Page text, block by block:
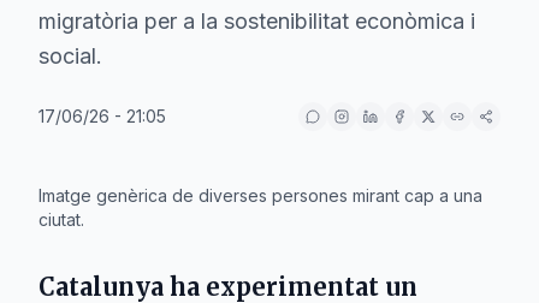
migratòria per a la sostenibilitat econòmica i
social.
17/06/26 - 21:05
Imatge genèrica de diverses persones mirant cap a una
ciutat.
Catalunya ha experimentat un